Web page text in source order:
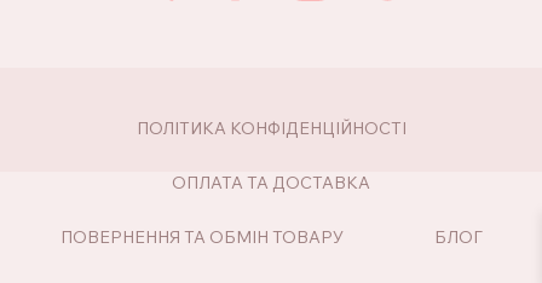
ПОЛІТИКА КОНФІДЕНЦІЙНОСТІ
ОПЛАТА ТА ДОСТАВКА
ПОВЕРНЕННЯ ТА ОБМІН ТОВАРУ БЛОГ